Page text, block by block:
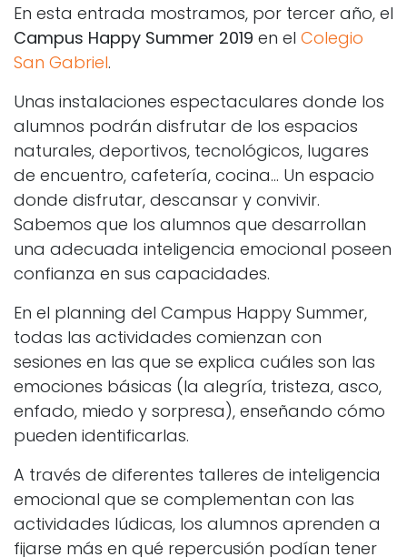
En esta entrada mostramos, por tercer año, el
Campus Happy Summer 2019 en el Colegio
San Gabriel.
Unas instalaciones espectaculares donde los
alumnos podrán disfrutar de los espacios
naturales, deportivos, tecnológicos, lugares
de encuentro, cafetería, cocina… Un espacio
donde disfrutar, descansar y convivir.
Sabemos que los alumnos que desarrollan
una adecuada inteligencia emocional poseen
confianza en sus capacidades.
En el planning del Campus Happy Summer,
todas las actividades comienzan con
sesiones en las que se explica cuáles son las
emociones básicas (la alegría, tristeza, asco,
enfado, miedo y sorpresa), enseñando cómo
pueden identificarlas.
A través de diferentes talleres de inteligencia
emocional que se complementan con las
actividades lúdicas, los alumnos aprenden a
fijarse más en qué repercusión podían tener